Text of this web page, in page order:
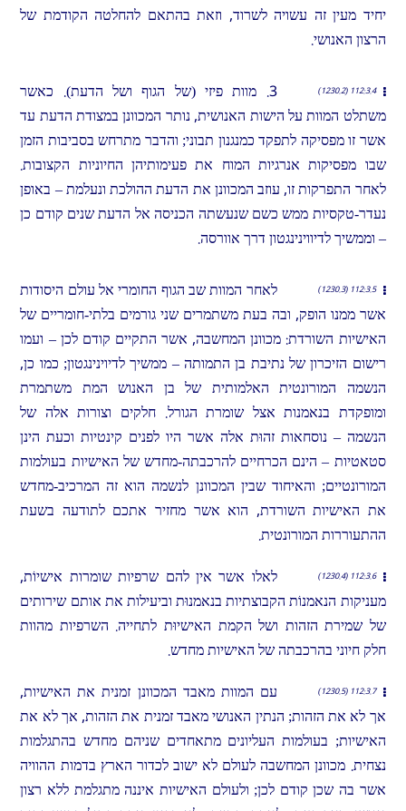
יחיד מעין זה עשויה לשרוד, וזאת בהתאם להחלטה הקודמת של
הרצון האנושי.
112:3.4 (1230.2)
3. מוות פיזי (של הגוף ושל הדעת). כאשר
משתלט המוות על הישות האנושית, נותר המכוונן במצודת הדעת עד
אשר זו מפסיקה לתפקד כמנגנון תבוני; והדבר מתרחש בסביבות הזמן
שבו מפסיקות אנרגיות המוח את פעימותיהן החיוניות הקצובות.
לאחר התפרקות זו, עוזב המכוונן את הדעת ההולכת ונעלמת – באופן
נעדר-טקסיות ממש כשם שנעשתה הכניסה אל הדעת שנים קודם כן
– וממשיך לדיווינינגטון דרך אוורסה.
112:3.5 (1230.3)
לאחר המוות שב הגוף החומרי אל עולם היסודות
אשר ממנו הופק, ובה בעת משתמרים שני גורמים בלתי-חומריים של
האישיות השורדת: מכוונן המחשבה, אשר התקיים קודם לכן – ועמו
רישום הזיכרון של נתיבת בן התמותה – ממשיך לדיוינינגטון; כמו כן,
הנשמה המורונטית האלמותית של בן האנוש המת משתמרת
ומופקדת בנאמנות אצל שומרת הגורל. חלקים וצורות אלה של
הנשמה – נוסחאות זהוּת אלה אשר היו לפנים קינטיות וכעת הינן
סטאטיות – הינם הכרחיים להרכבתה-מחדש של האישיות בעולמות
המורונטיים; והאיחוד שבין המכוונן לנשמה הוא זה המרכיב-מחדש
את האישיות השורדת, הוא אשר מחזיר אתכם לתודעה בשעת
ההתעוררות המורונטית.
112:3.6 (1230.4)
לאלו אשר אין להם שרפיות שומרות אישיוֹת,
מעניקות הנאמנוֹת הקבוצתיות בנאמנוּת וביעילות את אותם שירותים
של שמירת הזהות ושל הקמת האישיוּת לתחייה. השרפיות מהוות
חלק חיוני בהרכבתה של האישיות מחדש.
112:3.7 (1230.5)
עם המוות מאבד המכוונן זמנית את האישיות,
אך לא את הזהות; הנתין האנושי מאבד זמנית את הזהות, אך לא את
האישיות; בעולמות העליונים מתאחדים שניהם מחדש בהתגלמות
נצחית. מכוונן המחשבה לעולם לא ישוב לכדור הארץ בדמות ההוויה
אשר בה שכן קודם לכן; ולעולם האישיות איננה מתגלמת ללא רצון